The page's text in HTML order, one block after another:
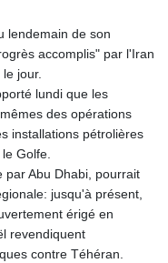
JMD 158.790465
JOD 0.70904
KES 127.670385
KGS 87.450384
KMF 426.00035
KRW
1409.225039
KWD 0.30859
KYD 0.833247
lendemain de son
accomplis" par l'Iran
jour.
lundi que les
des opérations
installations pétrolières
Golfe.
par Abu Dhabi, pourrait
jusqu'à présent,
érigé en
revendiquent
contre Téhéran.